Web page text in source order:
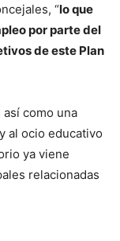
“lo que
por parte del
de este Plan
como una
al ocio educativo
ya viene
relacionadas